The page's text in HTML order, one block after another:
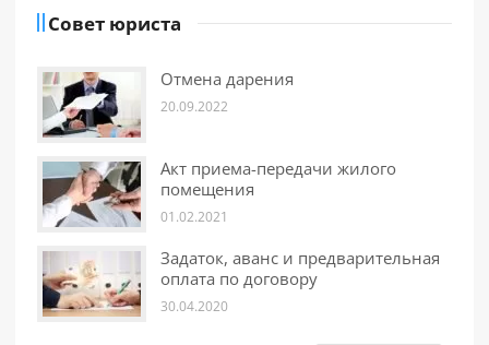
Совет юриста
Отмена дарения
20.09.2022
Акт приема-передачи жилого
помещения
01.02.2021
Задаток, аванс и предварительная
оплата по договору
30.04.2020